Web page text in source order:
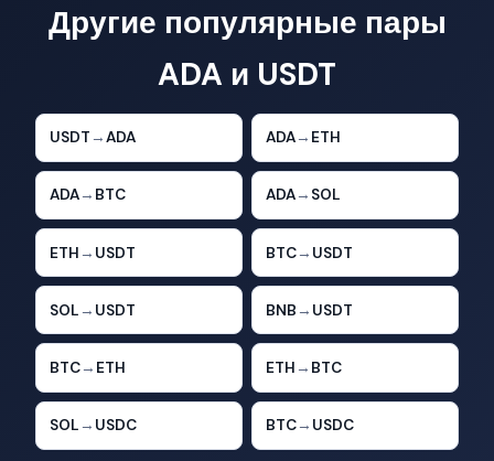
Другие популярные пары
ADA и USDT
USDT →ADA ADA→ ETH
ADA→ BTC ADA→ SOL
ETH → USDT BTC→ USDT
SOL → USDT BNB → USDT
BTC→ ETH ETH → BTC
SOL → USDC BTC→ USDC